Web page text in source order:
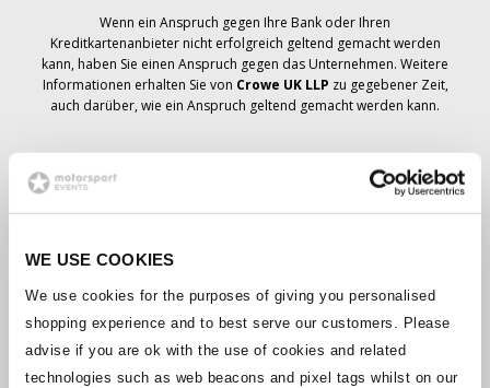
WE USE COOKIES
We use cookies for the purposes of giving you personalised
shopping experience and to best serve our customers. Please
advise if you are ok with the use of cookies and related
technologies such as web beacons and pixel tags whilst on our
Wenn ein Anspruch gegen Ihre Bank oder Ihren
Kreditkartenanbieter nicht erfolgreich geltend gemacht werden
kann, haben Sie einen Anspruch gegen das Unternehmen. Weitere
Informationen erhalten Sie von Crowe UK LLP zu gegebener Zeit,
auch darüber, wie ein Anspruch geltend gemacht werden kann.
Sie haben eine Stornierungsmitteilung
bezüglich Ihrer Ticketbestellung erhalten, Ihre Buchung wurde nicht
storniert und es wird erwartet, dass Sie die von Ihnen bestellten
Unternehmens arbeitet mit den Lieferanten zusammen, um
Sollte sich der Status einzelner Buchungen ändern, wurden
Vorkehrungen getroffen, um Sie so schnell wie möglich zu
benachrichtigen. Zusätzliche Hinweise für Ticketinhaber werden auf